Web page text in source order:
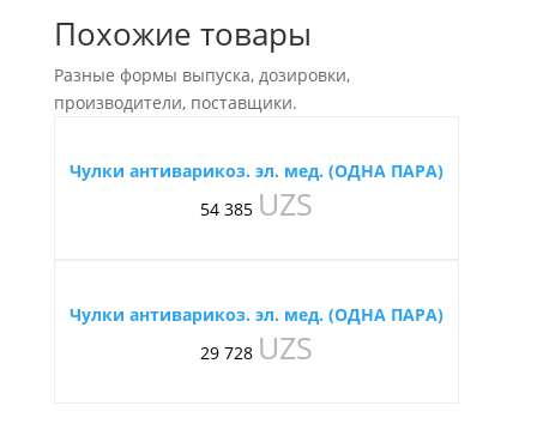
Похожие товары
Разные формы выпуска, дозировки,
производители, поставщики.
Чулки антиварикоз. эл. мед. (ОДНА ПАРА)
54 385 UZS
Чулки антиварикоз. эл. мед. (ОДНА ПАРА)
29 728 UZS